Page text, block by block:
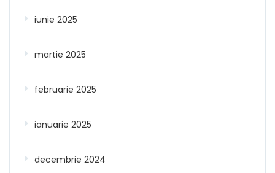
iunie 2025
martie 2025
februarie 2025
ianuarie 2025
decembrie 2024